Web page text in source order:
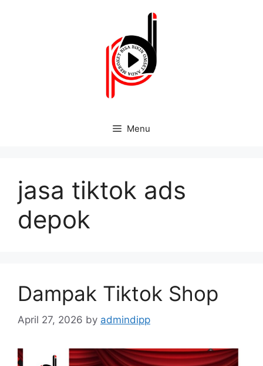
Menu
jasa tiktok ads
depok
Dampak Tiktok Shop
April 27, 2026 by admindipp